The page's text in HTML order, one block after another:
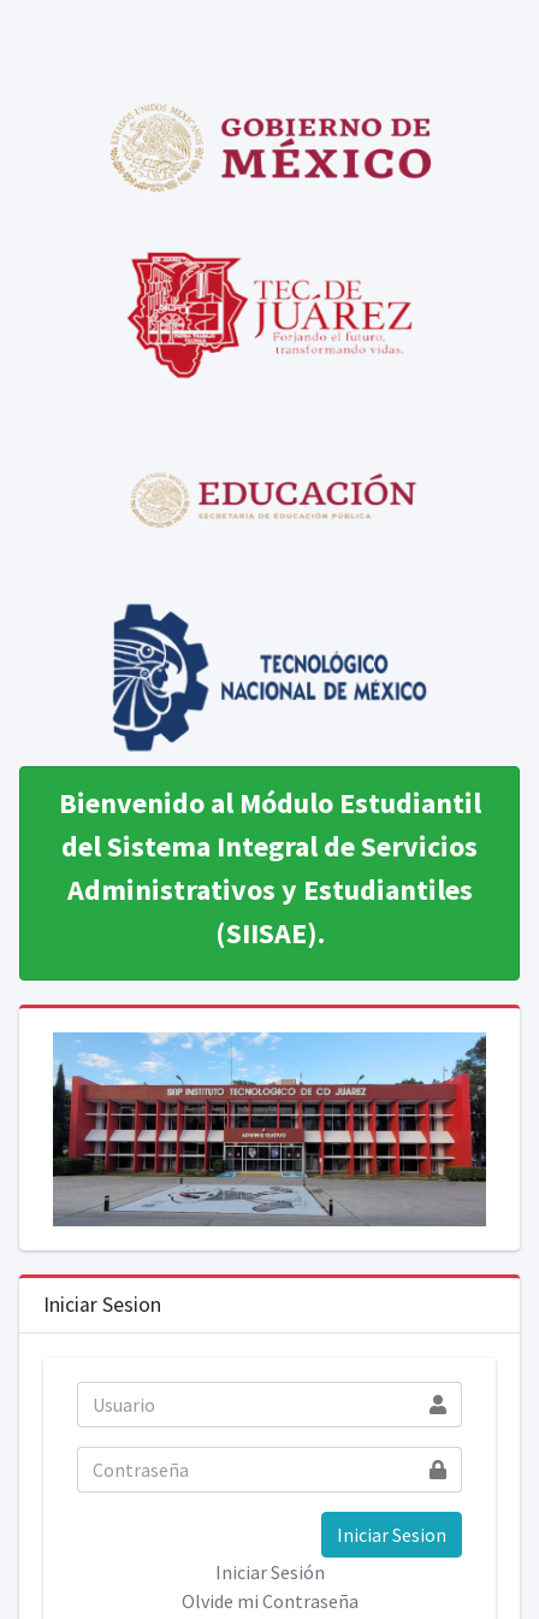
Bienvenido al Módulo Estudiantil
del Sistema Integral de Servicios
Administrativos y Estudiantiles
(SIISAE).
Iniciar Sesion
Iniciar Sesion
Iniciar Sesión
Olvide mi Contraseña